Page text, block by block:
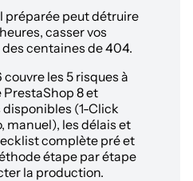
préparée peut détruire
casser vos
centaines de 404.
les 5 risques à
8 et
disponibles (1-Click
manuel), les délais et
complète pré et
étape par étape
la production.